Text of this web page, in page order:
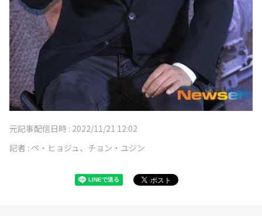
元記事配信日時 : 2022/11/21 12:02
記者 : ペ・ヒョジュ、チョン・ユジン